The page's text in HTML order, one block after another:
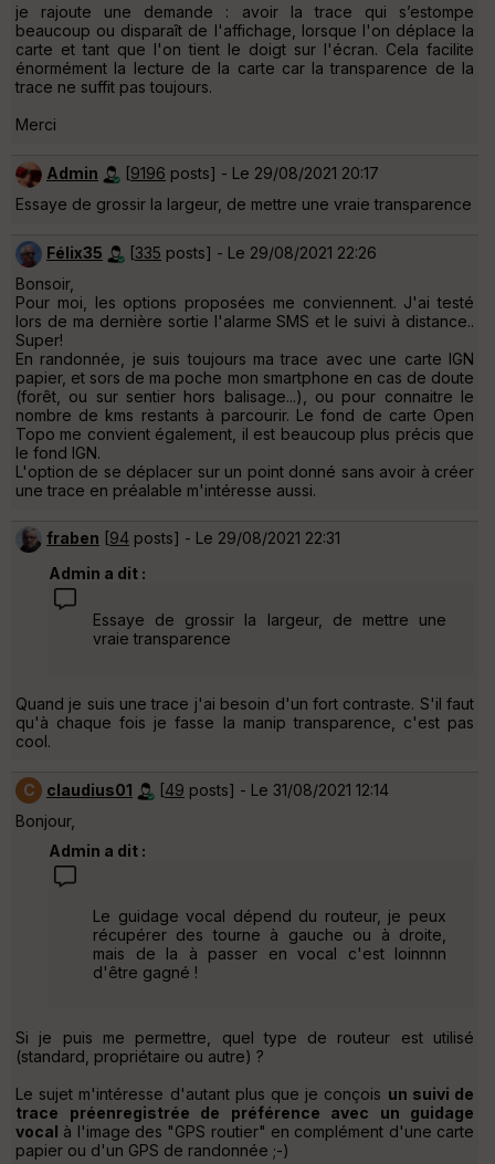
je rajoute une demande : avoir la trace qui s’estompe
beaucoup ou disparaît de l'affichage, lorsque l'on déplace la
carte et tant que l'on tient le doigt sur l'écran. Cela facilite
énormément la lecture de la carte car la transparence de la
trace ne suffit pas toujours.
Merci
Admin [9196 posts] - Le 29/08/2021 20:17
Essaye de grossir la largeur, de mettre une vraie transparence
Félix35 [335 posts] - Le 29/08/2021 22:26
Bonsoir,
Pour moi, les options proposées me conviennent. J'ai testé
lors de ma dernière sortie l'alarme SMS et le suivi à distance..
Super!
En randonnée, je suis toujours ma trace avec une carte IGN
papier, et sors de ma poche mon smartphone en cas de doute
(forêt, ou sur sentier hors balisage...), ou pour connaitre le
nombre de kms restants à parcourir. Le fond de carte Open
Topo me convient également, il est beaucoup plus précis que
le fond IGN.
L'option de se déplacer sur un point donné sans avoir à créer
une trace en préalable m'intéresse aussi.
fraben [94 posts] - Le 29/08/2021 22:31
Admin a dit :
Essaye de grossir la largeur, de mettre une
vraie transparence
Quand je suis une trace j'ai besoin d'un fort contraste. S'il faut
qu'à chaque fois je fasse la manip transparence, c'est pas
cool.
C claudius01 [49 posts] - Le 31/08/2021 12:14
Bonjour,
Admin a dit :
Le guidage vocal dépend du routeur, je peux
récupérer des tourne à gauche ou à droite,
mais de la à passer en vocal c'est loinnnn
d'être gagné !
Si je puis me permettre, quel type de routeur est utilisé
(standard, propriétaire ou autre) ?
Le sujet m'intéresse d'autant plus que je conçois un suivi de
trace préenregistrée de préférence avec un guidage
vocal à l'image des "GPS routier" en complément d'une carte
papier ou d'un GPS de randonnée ;-)